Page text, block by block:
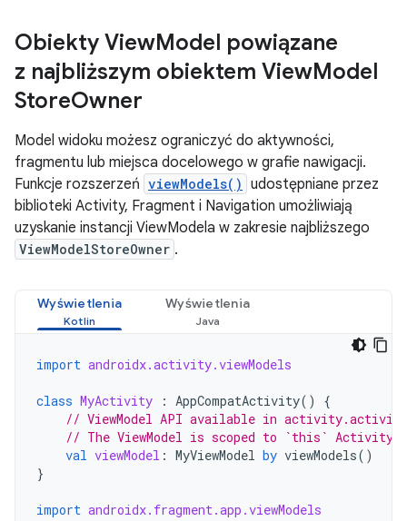
Obiekty ViewModel powiązane
z najbliższym obiektem ViewModel
StoreOwner
Model widoku możesz ograniczyć do aktywności,
fragmentu lub miejsca docelowego w grafie nawigacji.
Funkcje rozszerzeń viewModels() udostępniane przez
biblioteki Activity, Fragment i Navigation umożliwiają
uzyskanie instancji ViewModela w zakresie najbliższego
ViewModelStoreOwner .
Wyświetlenia Wyświetlenia
import androidx.activity.viewModels
class MyActivity : AppCompatActivity()
{
// ViewModel API available in
// The ViewModel is scoped to `this` Activity
val viewModel : MyViewModel by viewModels()
}
import androidx.fragment.app.viewModels